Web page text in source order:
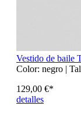
Vestido de baile
Color: negro |
129,00 €*
detalles